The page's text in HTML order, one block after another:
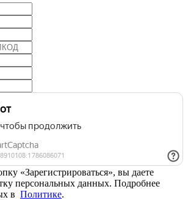
«Зарегистрироваться», вы даете
персональных данных. Подробнее
в Политике.